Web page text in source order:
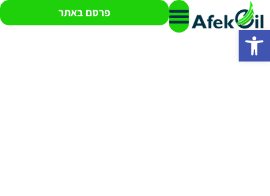
פתח סרגל נגישות
פרסם באתר